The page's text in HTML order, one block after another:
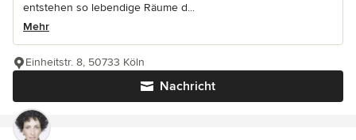
entstehen so lebendige Räume d...
Mehr
Nachricht
Einheitstr. 8, 50733 Köln